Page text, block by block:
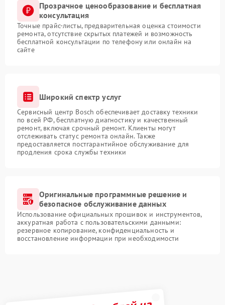
Прозрачное ценообразование и бесплатная
консультация
Точные прайс-листы, предварительная оценка стоимости
ремонта, отсутствие скрытых платежей и возможность
бесплатной консультации по телефону или онлайн на
сайте
Широкий спектр услуг
Сервисный центр Bosch обеспечивает доставку техники
по всей РФ, бесплатную диагностику и качественный
ремонт, включая срочный ремонт. Клиенты могут
отслеживать статус ремонта онлайн. Также
предоставляется постгарантийное обслуживание для
продления срока службы техники
Оригинальные программные решение и
безопасное обслуживание данных
Использование официальных прошивок и инструментов,
аккуратная работа с пользовательскими данными:
резервное копирование, конфиденциальность и
восстановление информации при необходимости